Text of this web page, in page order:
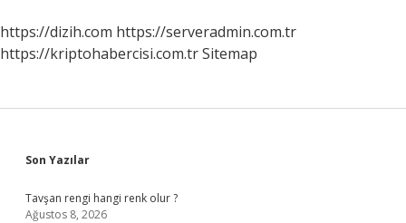
https://dizih.com https://serveradmin.com.tr
https://kriptohabercisi.com.trSitemap
Sidebar
Son Yazılar
Tavşan rengi hangi renk olur ?
Ağustos 8, 2026